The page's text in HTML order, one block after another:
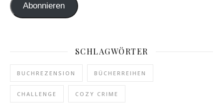
Abonnieren
SCHLAGWÖRTER
BUCHREZENSION BÜCHERREIHEN
CHALLENGE COZY CRIME